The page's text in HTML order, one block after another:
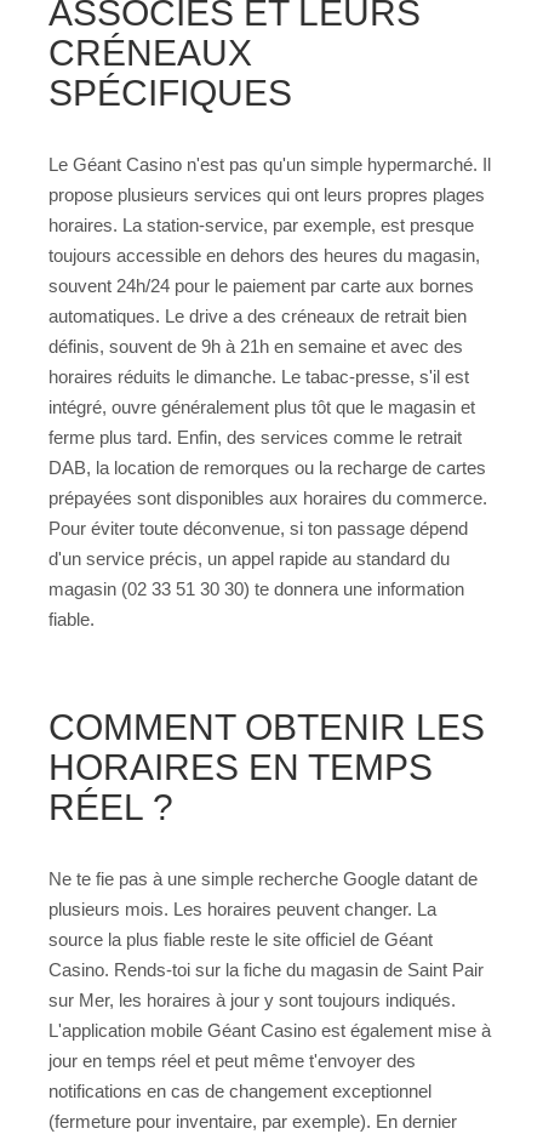
ASSOCIÉS ET LEURS
CRÉNEAUX
SPÉCIFIQUES
Le Géant Casino n'est pas qu'un simple hypermarché. Il
propose plusieurs services qui ont leurs propres plages
horaires. La station-service, par exemple, est presque
toujours accessible en dehors des heures du magasin,
souvent 24h/24 pour le paiement par carte aux bornes
automatiques. Le drive a des créneaux de retrait bien
définis, souvent de 9h à 21h en semaine et avec des
horaires réduits le dimanche. Le tabac-presse, s'il est
intégré, ouvre généralement plus tôt que le magasin et
ferme plus tard. Enfin, des services comme le retrait
DAB, la location de remorques ou la recharge de cartes
prépayées sont disponibles aux horaires du commerce.
Pour éviter toute déconvenue, si ton passage dépend
d'un service précis, un appel rapide au standard du
magasin (02 33 51 30 30) te donnera une information
fiable.
COMMENT OBTENIR LES
HORAIRES EN TEMPS
RÉEL ?
Ne te fie pas à une simple recherche Google datant de
plusieurs mois. Les horaires peuvent changer. La
source la plus fiable reste le site officiel de Géant
Casino. Rends-toi sur la fiche du magasin de Saint Pair
sur Mer, les horaires à jour y sont toujours indiqués.
L'application mobile Géant Casino est également mise à
jour en temps réel et peut même t'envoyer des
notifications en cas de changement exceptionnel
(fermeture pour inventaire, par exemple). En dernier